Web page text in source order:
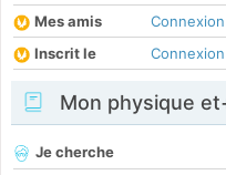
Mes amis
Connexion
Inscrit le
Connexion
Mon physique
Je cherche